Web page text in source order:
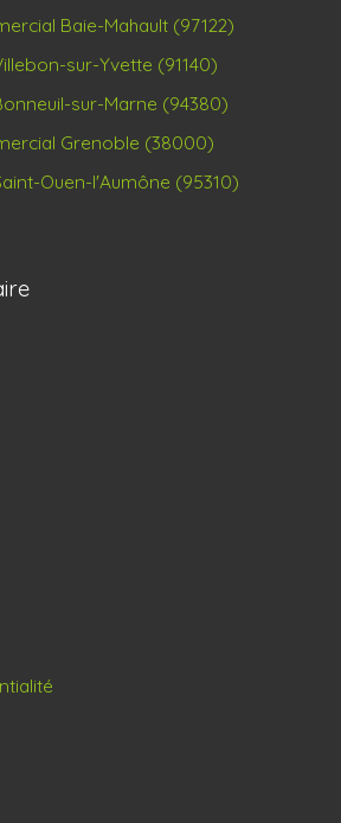
Baie-Mahault (97122)
sur-Yvette (91140)
sur-Marne (94380)
Grenoble (38000)
Ouen-l'Aumône (95310)